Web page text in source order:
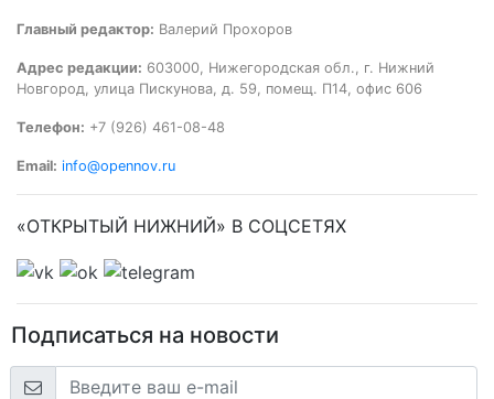
Главный редактор: Валерий Прохоров
Адрес редакции: 603000, Нижегородская обл., г. Нижний
Новгород, улица Пискунова, д. 59, помещ. П14, офис 606
Телефон: +7 (926) 461-08-48
Email: info@opennov.ru
«ОТКРЫТЫЙ НИЖНИЙ» В СОЦСЕТЯХ
Подписаться на новости